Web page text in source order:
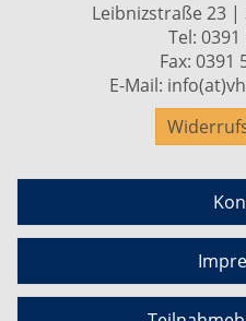
Leibnizstraße 23 |
Tel: 0391
Fax: 0391
E-Mail: